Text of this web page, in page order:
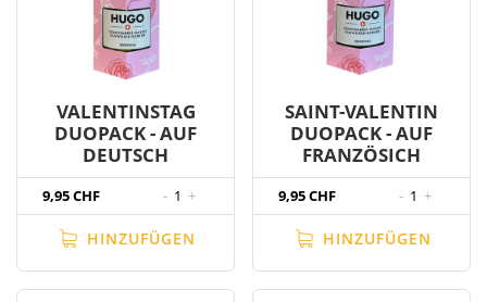
VALENTINSTAG
DUOPACK - AUF
DEUTSCH
9,95 CHF - 1 +
HINZUFÜGEN
SAINT-VALENTIN
DUOPACK - AUF
FRANZÖSICH
9,95 CHF - 1 +
HINZUFÜGEN